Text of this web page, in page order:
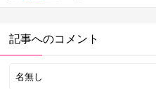
記事へのコメント